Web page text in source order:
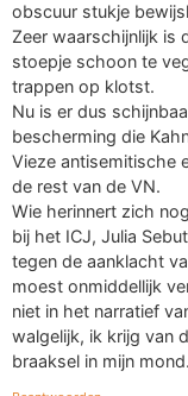
obscuur stukje
Zeer waarschijnlijk is
stoepje schoon te
trappen op klotst.
Nu is er dus
bescherming die
Vieze antisemitische
de rest van de VN.
Wie herinnert zich
bij het ICJ, Julia
tegen de aanklacht
moest onmiddellijk
niet in het narratief
walgelijk, ik krijg van
braaksel in mijn mond.